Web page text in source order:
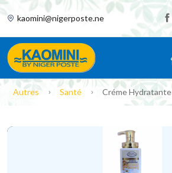
kaomini@nigerposte.ne
Autres Santé Créme Hydratante